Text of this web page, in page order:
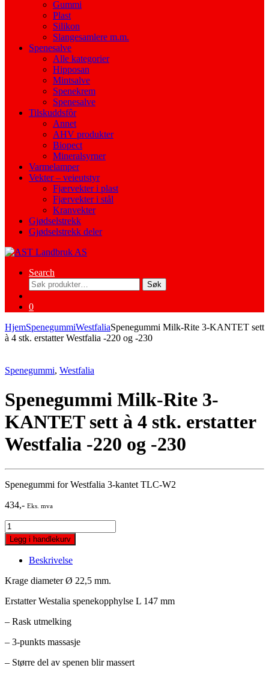
Gummi
Plast
Silikon
Slangesamlere m.m.
Spenesalve
Alle kategorier
Hipposan
Mintsalve
Spenekrem
Spenesalve
Tilskuddsfôr
Annet
AHV produkter
Biopect
Mineralsyrner
Varmelamper
Vekter – veieutstyr
Fjærvekter i plast
Fjærvekter i stål
Kranvekter
Gjødselstrekk
Gjødselstrekk deler
Search
Søk
etter:
Søk
0
HjemSpenegummiWestfaliaSpenegummi Milk-Rite 3-KANTET sett
à 4 stk. erstatter Westfalia -220 og -230
Spenegummi, Westfalia
Spenegummi Milk-Rite 3-
KANTET sett à 4 stk. erstatter
Westfalia -220 og -230
Spenegummi for Westfalia 3-kantet TLC-W2
434,- Eks. mva
Spenegummi
Milk-
Rite
KANTET
sett
4
erstatter
-220
-230
Legg i handlekurv
Beskrivelse
Krage diameter Ø 22,5 mm.
Erstatter Westalia spenekopphylse L 147 mm
– Rask utmelking
– 3-punkts massasje
– Større del av spenen blir massert